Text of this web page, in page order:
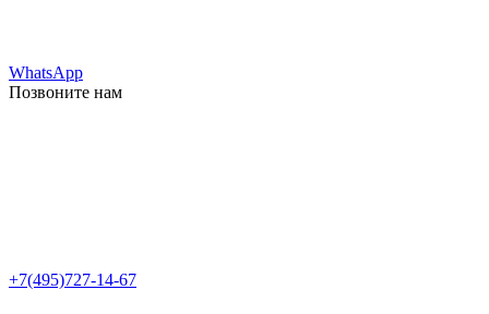
WhatsApp
Позвоните нам
+7(495)727-14-67